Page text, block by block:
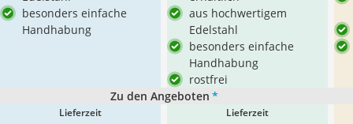
besonders einfache
Handhabung
aus hochwertigem
Edelstahl
besonders einfache
Handhabung
rostfrei
Zu den Angeboten *
Lieferzeit Lieferzeit